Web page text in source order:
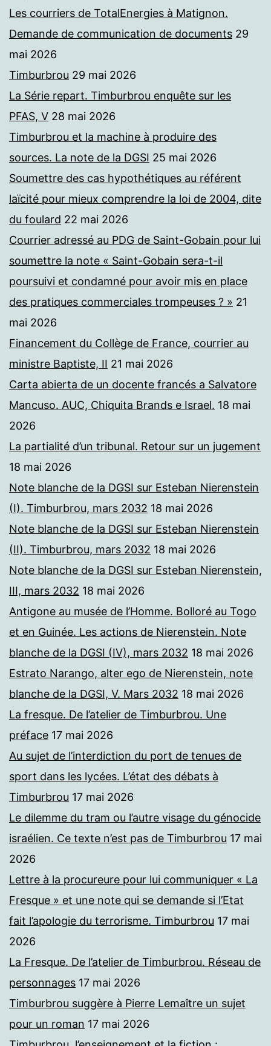
Les courriers de TotalEnergies à Matignon.
Demande de communication de documents 29
mai 2026
Timburbrou 29 mai 2026
La Série repart. Timburbrou enquête sur les
PFAS, V 28 mai 2026
Timburbrou et la machine à produire des
sources. La note de la DGSI 25 mai 2026
Soumettre des cas hypothétiques au référent
laïcité pour mieux comprendre la loi de 2004, dite
du foulard 22 mai 2026
Courrier adressé au PDG de Saint-Gobain pour lui
soumettre la note « Saint-Gobain sera-t-il
poursuivi et condamné pour avoir mis en place
des pratiques commerciales trompeuses ? » 21
mai 2026
Financement du Collège de France, courrier au
ministre Baptiste, II 21 mai 2026
Carta abierta de un docente francés a Salvatore
Mancuso. AUC, Chiquita Brands e Israel. 18 mai
2026
La partialité d’un tribunal. Retour sur un jugement
18 mai 2026
Note blanche de la DGSI sur Esteban Nierenstein
(I). Timburbrou, mars 2032 18 mai 2026
Note blanche de la DGSI sur Esteban Nierenstein
(II). Timburbrou, mars 2032 18 mai 2026
Note blanche de la DGSI sur Esteban Nierenstein,
III, mars 2032 18 mai 2026
Antigone au musée de l’Homme. Bolloré au Togo
et en Guinée. Les actions de Nierenstein. Note
blanche de la DGSI (IV), mars 2032 18 mai 2026
Estrato Narango, alter ego de Nierenstein, note
blanche de la DGSI, V. Mars 2032 18 mai 2026
La fresque. De l’atelier de Timburbrou. Une
préface 17 mai 2026
Au sujet de l’interdiction du port de tenues de
sport dans les lycées. L’état des débats à
Timburbrou 17 mai 2026
Le dilemme du tram ou l’autre visage du génocide
israélien. Ce texte n’est pas de Timburbrou 17 mai
2026
Lettre à la procureure pour lui communiquer « La
Fresque » et une note qui se demande si l’Etat
fait l’apologie du terrorisme. Timburbrou 17 mai
2026
La Fresque. De l’atelier de Timburbrou. Réseau de
personnages 17 mai 2026
Timburbrou suggère à Pierre Lemaître un sujet
pour un roman 17 mai 2026